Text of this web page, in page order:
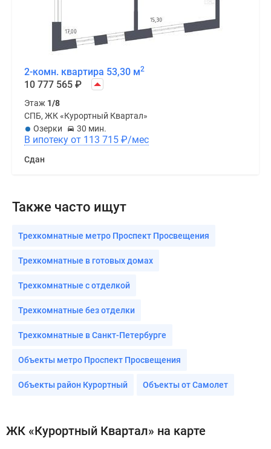
2-комн. квартира 53,30 м2
10 777 565 ₽
Этаж 1/8
СПБ, ЖК «Курортный Квартал»
Озерки
30 мин.
В ипотеку от 113 715 ₽/мес
Сдан
Также часто ищут
Трехкомнатные метро Проспект Просвещения
Трехкомнатные в готовых домах
Трехкомнатные с отделкой
Трехкомнатные без отделки
Трехкомнатные в Санкт-Петербурге
Объекты метро Проспект Просвещения
Объекты район Курортный Объекты от Самолет
ЖК «Курортный Квартал» на карте